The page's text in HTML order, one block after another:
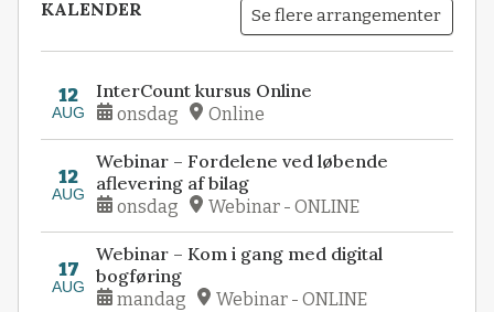
KALENDER Se flere arrangementer
12
AUG
InterCount kursus Online
onsdag Online
12
AUG
Webinar – Fordelene ved løbende
aflevering af bilag
onsdag Webinar - ONLINE
17
AUG
Webinar – Kom i gang med digital
bogføring
mandag Webinar - ONLINE